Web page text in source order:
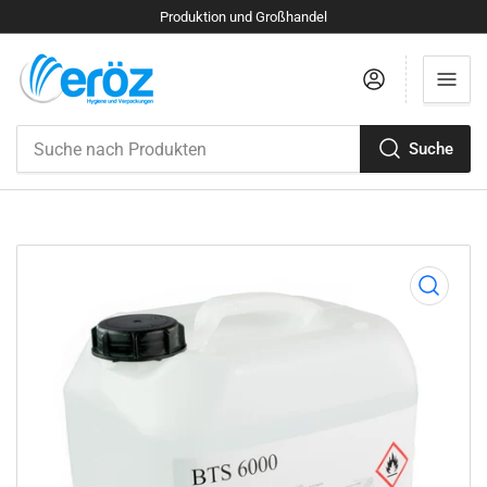
Produktion und Großhandel
Suche
Anmelden